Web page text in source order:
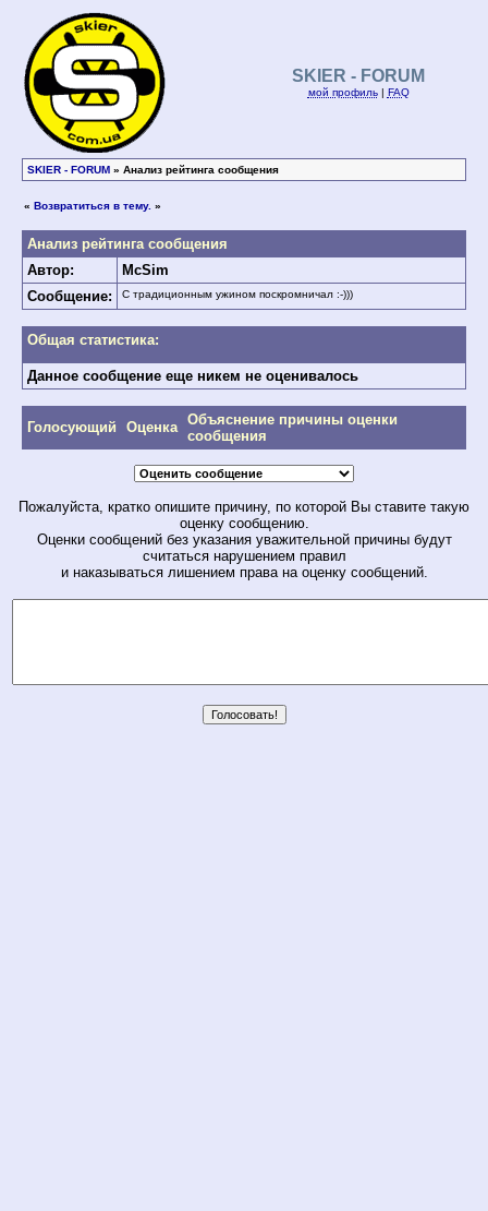
SKIER - FORUM
мой профиль| FAQ
SKIER - FORUM » Анализ рейтинга сообщения
« Возвратиться в тему. »
Анализ рейтинга сообщения
Автор:
McSim
Сообщение:
С традиционным ужином поскромничал :-)))
Общая статистика:
Данное сообщение еще никем не оценивалось
Голосующий Оценка Объяснение причины оценки
сообщения
Пожалуйста, кратко опишите причину, по которой Вы ставите такую
оценку сообщению.
Оценки сообщений без указания уважительной причины будут
считаться нарушением правил
и наказываться лишением права на оценку сообщений.